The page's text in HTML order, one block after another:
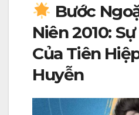
Bước
Niên 2010:
Của Tiên
Huyễn